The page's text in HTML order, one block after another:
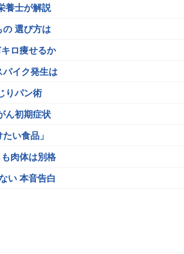
養士が解説
選び方は
ロ痩せるか
イク発生は
りパン術
ん初期症状
い食品」
肉体は別格
い 本音告白